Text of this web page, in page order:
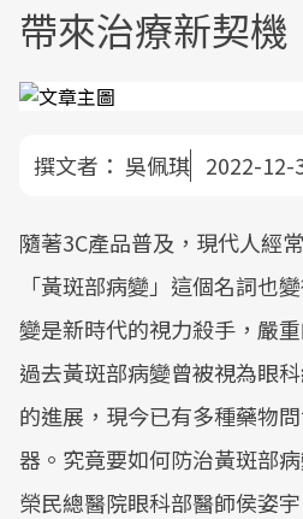
帶來治療新契機
撰文者： 吳佩琪 2022-12-
隨著3C產品普及，現代人經
「黃斑部病變」這個名詞也
變是新時代的視力殺手，嚴
過去黃斑部病變曾被視為眼
的進展，現今已有多種藥物
器。究竟要如何防治黃斑部
榮民總醫院眼科部醫師侯姿